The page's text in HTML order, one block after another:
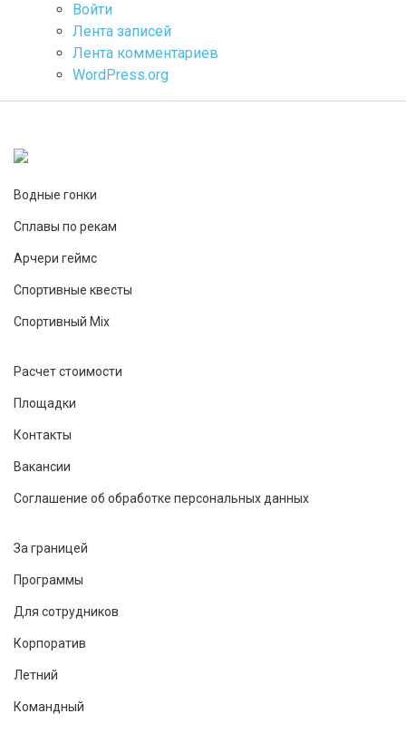
Войти
Лента записей
Лента комментариев
WordPress.org
Водные гонки
Сплавы по рекам
Арчери геймс
Спортивные квесты
Спортивный Mix
Расчет стоимости
Площадки
Контакты
Вакансии
Соглашение об обработке персональных данных
За границей
Программы
Для сотрудников
Корпоратив
Летний
Командный